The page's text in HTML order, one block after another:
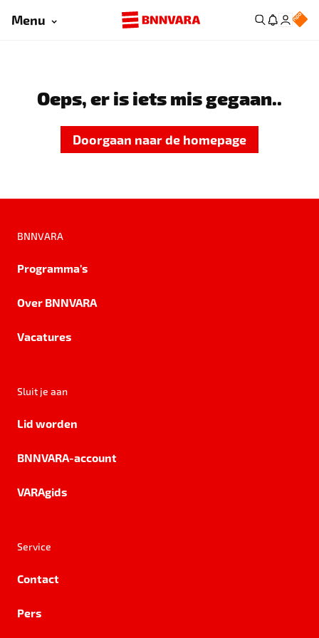
Menu
Oeps, er is iets mis gegaan..
Doorgaan naar de homepage
BNNVARA
Programma's
Over BNNVARA
Vacatures
Sluit je aan
Lid worden
BNNVARA-account
VARAgids
Service
Contact
Pers